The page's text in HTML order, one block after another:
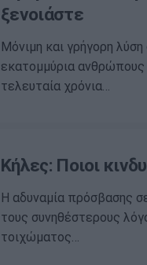
ξενοιάστε
Μόνιμη και γρήγορη
εκατομμύρια
τελευταία χρόνια…
Κήλες: Ποιοι
Η αδυναμία πρόσβασης
τους συνηθέστερους
τοιχώματος…